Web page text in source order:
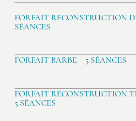
FORFAIT RECONSTRUCTION
SÉANCES
FORFAIT BARBE – 5 SÉANCES
FORFAIT RECONSTRUCTION
5 SÉANCES